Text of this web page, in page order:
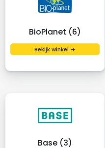
BioPlanet (6)
Bekijk winkel →
Base (3)